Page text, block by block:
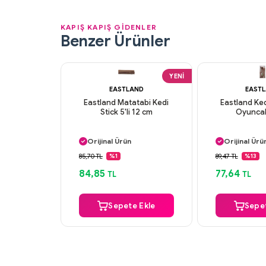
KAPIŞ KAPIŞ GİDENLER
Benzer Ürünler
YENI
EASTLAND
Eastland Matatabi Kedi
Stick 5'li 12 cm
Orijinal Ürün
Güvenli Ödeme
85,70 TL %1
84,85 TL
Sepete Ekle
Eastland
Orijinal
Güvenli
89,47 TL %13
77,64 TL